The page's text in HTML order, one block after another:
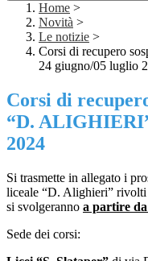
Home >
Novità >
Le notizie >
Corsi di recupero
24 giugno/05 luglio
Corsi di
“D.
2024
Si trasmette in allegato i
liceale “D. Alighieri”
si svolgeranno a partire da
Sede dei corsi: